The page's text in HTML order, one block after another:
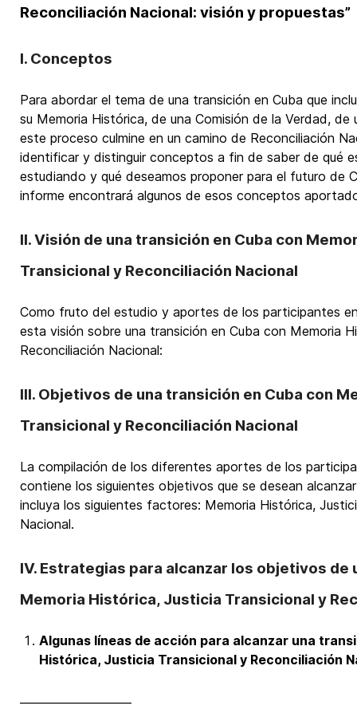
Reconciliación Nacional: visión y propuestas”
I. Conceptos
Para abordar el tema de una transición en Cuba que
su Memoria Histórica, de una Comisión de la Verdad, de
este proceso culmine en un camino de Reconciliación
identificar y distinguir conceptos a fin de saber de qué
estudiando y qué deseamos proponer para el futuro de
informe encontrará algunos de esos conceptos
II. Visión de una transición en Cuba con
Transicional y Reconciliación Nacional
Como fruto del estudio y aportes de los participantes
esta visión sobre una transición en Cuba con Memoria
Reconciliación Nacional:
III. Objetivos de una transición en Cuba con
Transicional y Reconciliación Nacional
La compilación de los diferentes aportes de los
contiene los siguientes objetivos que se desean
incluya los siguientes factores: Memoria Histórica,
Nacional.
IV. Estrategias para alcanzar los objetivos de
Memoria Histórica, Justicia Transicional y
Algunas líneas de acción para alcanzar una
Histórica, Justicia Transicional y Reconciliación